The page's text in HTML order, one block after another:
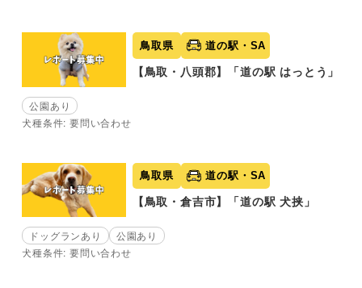
鳥取県 道の駅・SA
【鳥取・八頭郡】「道の駅 はっとう」
公園あり
犬種条件: 要問い合わせ
鳥取県 道の駅・SA
【鳥取・倉吉市】「道の駅 犬挟」
ドッグランあり
公園あり
犬種条件: 要問い合わせ